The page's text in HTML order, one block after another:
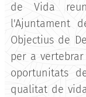
de Vida
l'Ajuntament
Objectius de
per a
oportunitats
qualitat de